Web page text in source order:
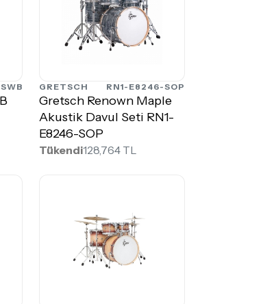
GRETSCH RN1-E8246-SOP
Gretsch Renown Maple
Akustik Davul Seti RN1-
E8246-SOP
Tükendi128,764 TL